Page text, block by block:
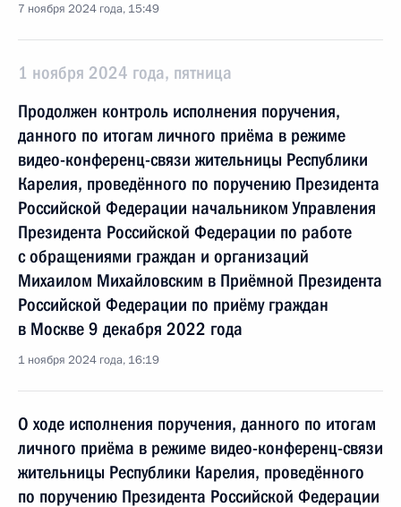
7 ноября 2024 года, 15:49
1 ноября 2024 года, пятница
Продолжен контроль исполнения поручения,
данного по итогам личного приёма в режиме
видео-конференц-связи жительницы Республики
Карелия, проведённого по поручению Президента
Российской Федерации начальником Управления
Президента Российской Федерации по работе
с обращениями граждан и организаций
Михаилом Михайловским в Приёмной Президента
Российской Федерации по приёму граждан
в Москве 9 декабря 2022 года
1 ноября 2024 года, 16:19
О ходе исполнения поручения, данного по итогам
личного приёма в режиме видео-конференц-связи
жительницы Республики Карелия, проведённого
по поручению Президента Российской Федерации